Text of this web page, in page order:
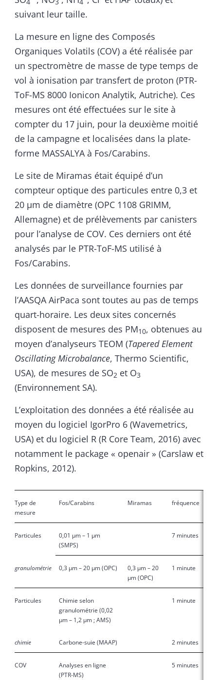
4 3 4
suivant leur taille.
La mesure en ligne des Composés
Organiques Volatils (COV) a été réalisée par
un spectromètre de masse de type temps de
vol à ionisation par transfert de proton (PTR-
ToF-MS 8000 Ionicon Analytik, Autriche). Ces
mesures ont été effectuées sur le site à
compter du 17 juin, pour la deuxième moitié
de la campagne et localisées dans la plate-
forme MASSALYA à Fos/Carabins.
Le site de Miramas était équipé d’un
compteur optique des particules entre 0,3 et
20 µm de diamètre (OPC 1108 GRIMM,
Allemagne) et de prélèvements par canisters
pour l’analyse de COV. Ces derniers ont été
analysés par le PTR-ToF-MS utilisé à
Fos/Carabins.
Les données de surveillance fournies par
l’AASQA AirPaca sont toutes au pas de temps
quart-horaire. Les deux sites concernés
disposent de mesures des PM10, obtenues au
moyen d’analyseurs TEOM (Tapered Element
Oscillating Microbalance, Thermo Scientific,
USA), de mesures de SO2 et O3
(Environnement SA).
L’exploitation des données a été réalisée au
moyen du logiciel IgorPro 6 (Wavemetrics,
USA) et du logiciel R (R Core Team, 2016) avec
notamment le package « openair » (Carslaw et
Ropkins, 2012).
Type de
mesure
Fos/Carabins Miramas fréquence
Particules
0,01 µm – 1 µm
(SMPS)
7 minutes
granulométrie 0,3 µm – 20 µm (OPC)
0,3 µm – 20
µm (OPC)
1 minute
Particules
Chimie selon
granulométrie (0,02
µm – 1,2 µm ; AMS)
1 minute
chimie Carbone-suie (MAAP) 2 minutes
COV
Analyses en ligne
(PTR-MS)
5 minutes